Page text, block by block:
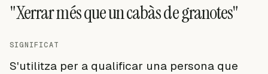
"Xerrar més que un cabàs de granotes"
SIGNIFICAT
S'utilitza per a qualificar una persona que